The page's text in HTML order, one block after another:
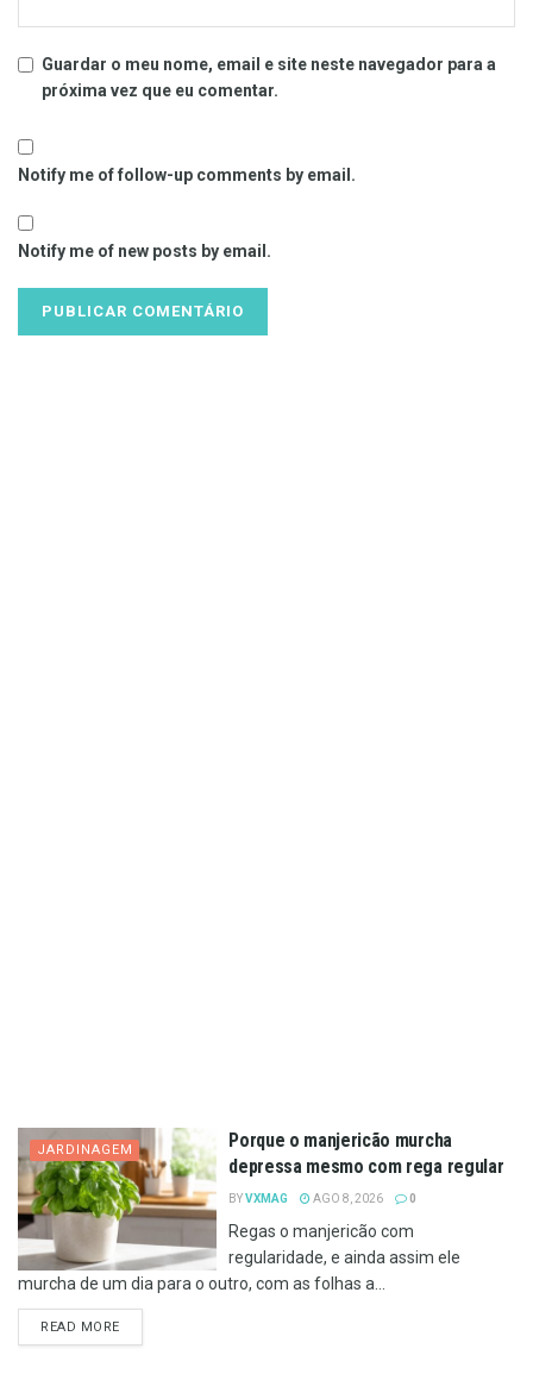
Guardar o meu nome, email e site neste navegador para a
próxima vez que eu comentar.
Notify me of follow-up comments by email.
Notify me of new posts by email.
JARDINAGEM
Porque o manjericão murcha
depressa mesmo com rega regular
BYVXMAG AGO 8, 2026 0
Regas o manjericão com
regularidade, e ainda assim ele
murcha de um dia para o outro, com as folhas a...
READ MOREDETAILS